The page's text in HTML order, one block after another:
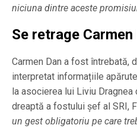
niciuna dintre aceste
Se retrage
Carmen Dan a fost întrebată,
interpretat informațiile
la asocierea lui Liviu Dragnea
dreaptă a fostului șef al SRI,
un gest obligatoriu pe care